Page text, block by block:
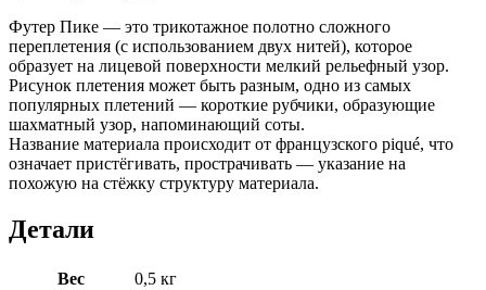
Футер Пике — это трикотажное полотно сложного
переплетения (с использованием двух нитей), которое
образует на лицевой поверхности мелкий рельефный узор.
Рисунок плетения может быть разным, одно из самых
популярных плетений — короткие рубчики, образующие
шахматный узор, напоминающий соты.
Название материала происходит от французского piqué, что
означает пристёгивать, прострачивать — указание на
похожую на стёжку структуру материала.
Детали
Вес 0,5 кг